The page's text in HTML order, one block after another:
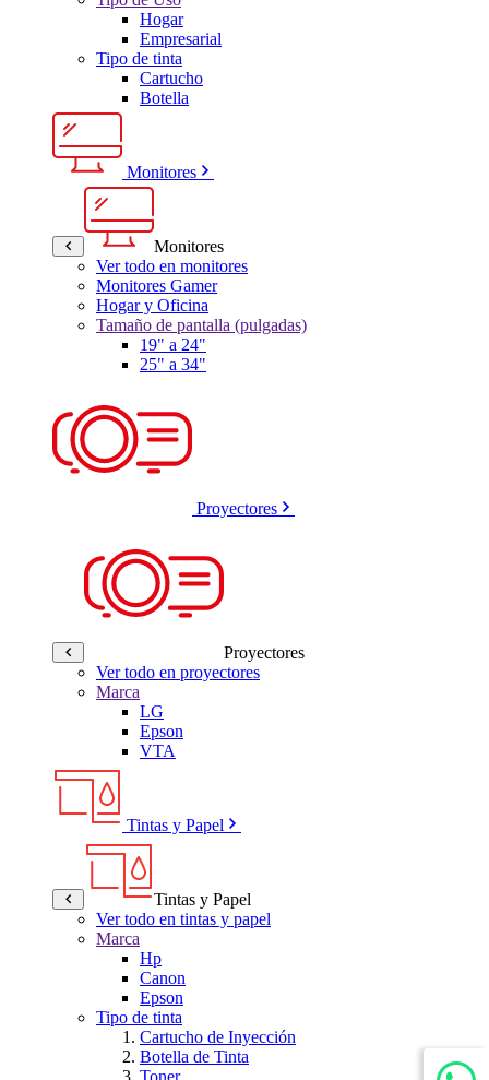
Hogar
Empresarial
Tipo de tinta
Cartucho
Botella
Monitores
Monitores
Ver todo en monitores
Monitores Gamer
Hogar y Oficina
Tamaño de pantalla (pulgadas)
19" a 24"
25" a 34"
Proyectores
Proyectores
Ver todo en proyectores
Marca
LG
Epson
VTA
Tintas y Papel
Tintas y Papel
Ver todo en tintas y papel
Marca
Hp
Canon
Epson
Tipo de tinta
Cartucho de Inyección
Botella de Tinta
Toner